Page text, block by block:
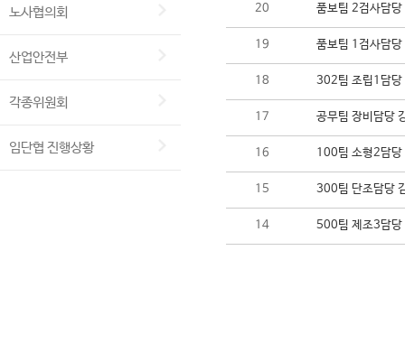
노사협의회
산업안전부
각종위원회
임단협 진행상황
20 품보팀 2검사담
19 품보팀 1검사담
18 302팀 조립1담당
17 공무팀 장비담당
16 100팀 소형2담당
15 300팀 단조담당
14 500팀 제조3담당